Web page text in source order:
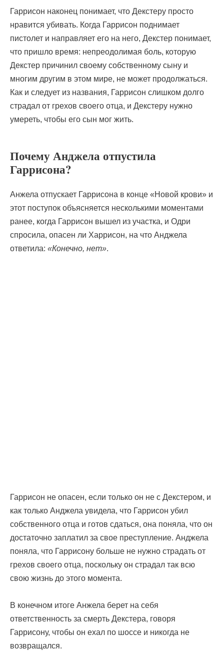
Гаррисон наконец понимает, что Декстеру просто
нравится убивать. Когда Гаррисон поднимает
пистолет и направляет его на него, Декстер понимает,
что пришло время: непреодолимая боль, которую
Декстер причинил своему собственному сыну и
многим другим в этом мире, не может продолжаться.
Как и следует из названия, Гаррисон слишком долго
страдал от грехов своего отца, и Декстеру нужно
умереть, чтобы его сын мог жить.
Почему Анджела отпустила
Гаррисона?
Анжела отпускает Гаррисона в конце «Новой крови» и
этот поступок объясняется несколькими моментами
ранее, когда Гаррисон вышел из участка, и Одри
спросила, опасен ли Харрисон, на что Анджела
ответила: «Конечно, нет».
Гаррисон не опасен, если только он не с Декстером, и
как только Анджела увидела, что Гаррисон убил
собственного отца и готов сдаться, она поняла, что он
достаточно заплатил за свое преступление. Анджела
поняла, что Гаррисону больше не нужно страдать от
грехов своего отца, поскольку он страдал так всю
свою жизнь до этого момента.
В конечном итоге Анжела берет на себя
ответственность за смерть Декстера, говоря
Гаррисону, чтобы он ехал по шоссе и никогда не
возвращался.